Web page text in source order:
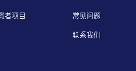
者项目 常见问题
联系我们